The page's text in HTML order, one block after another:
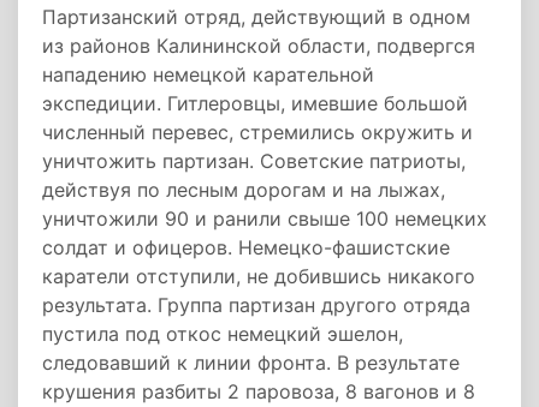
Партизанский отряд, действующий в одном
из районов Калининской области, подвергся
нападению немецкой карательной
экспедиции. Гитлеровцы, имевшие большой
численный перевес, стремились окружить и
уничтожить партизан. Советские патриоты,
действуя по лесным дорогам и на лыжах,
уничтожили 90 и ранили свыше 100 немецких
солдат и офицеров. Немецко-фашистские
каратели отступили, не добившись никакого
результата. Группа партизан другого отряда
пустила под откос немецкий эшелон,
следовавший к линии фронта. В результате
крушения разбиты 2 паровоза, 8 вагонов и 8